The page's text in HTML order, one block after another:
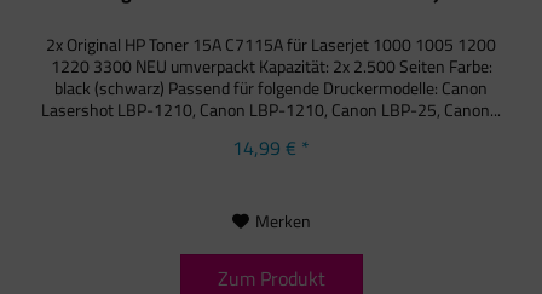
2x Original HP Toner 15A C7115A für Laserjet 1000 1005 1200
1220 3300 NEU umverpackt Kapazität: 2x 2.500 Seiten Farbe:
black (schwarz) Passend für folgende Druckermodelle: Canon
Lasershot LBP-1210, Canon LBP-1210, Canon LBP-25, Canon...
14,99 € *
Merken
Zum Produkt